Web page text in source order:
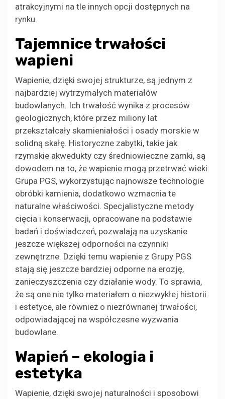
atrakcyjnymi na tle innych opcji dostępnych na
rynku.
Tajemnice trwałości
wapieni
Wapienie, dzięki swojej strukturze, są jednym z
najbardziej wytrzymałych materiałów
budowlanych. Ich trwałość wynika z procesów
geologicznych, które przez miliony lat
przekształcały skamieniałości i osady morskie w
solidną skałę. Historyczne zabytki, takie jak
rzymskie akwedukty czy średniowieczne zamki, są
dowodem na to, że wapienie mogą przetrwać wieki.
Grupa PGS, wykorzystując najnowsze technologie
obróbki kamienia, dodatkowo wzmacnia te
naturalne właściwości. Specjalistyczne metody
cięcia i konserwacji, opracowane na podstawie
badań i doświadczeń, pozwalają na uzyskanie
jeszcze większej odporności na czynniki
zewnętrzne. Dzięki temu wapienie z Grupy PGS
stają się jeszcze bardziej odporne na erozję,
zanieczyszczenia czy działanie wody. To sprawia,
że są one nie tylko materiałem o niezwykłej historii
i estetyce, ale również o niezrównanej trwałości,
odpowiadającej na współczesne wyzwania
budowlane.
Wapień – ekologia i
estetyka
Wapienie, dzięki swojej naturalności i sposobowi